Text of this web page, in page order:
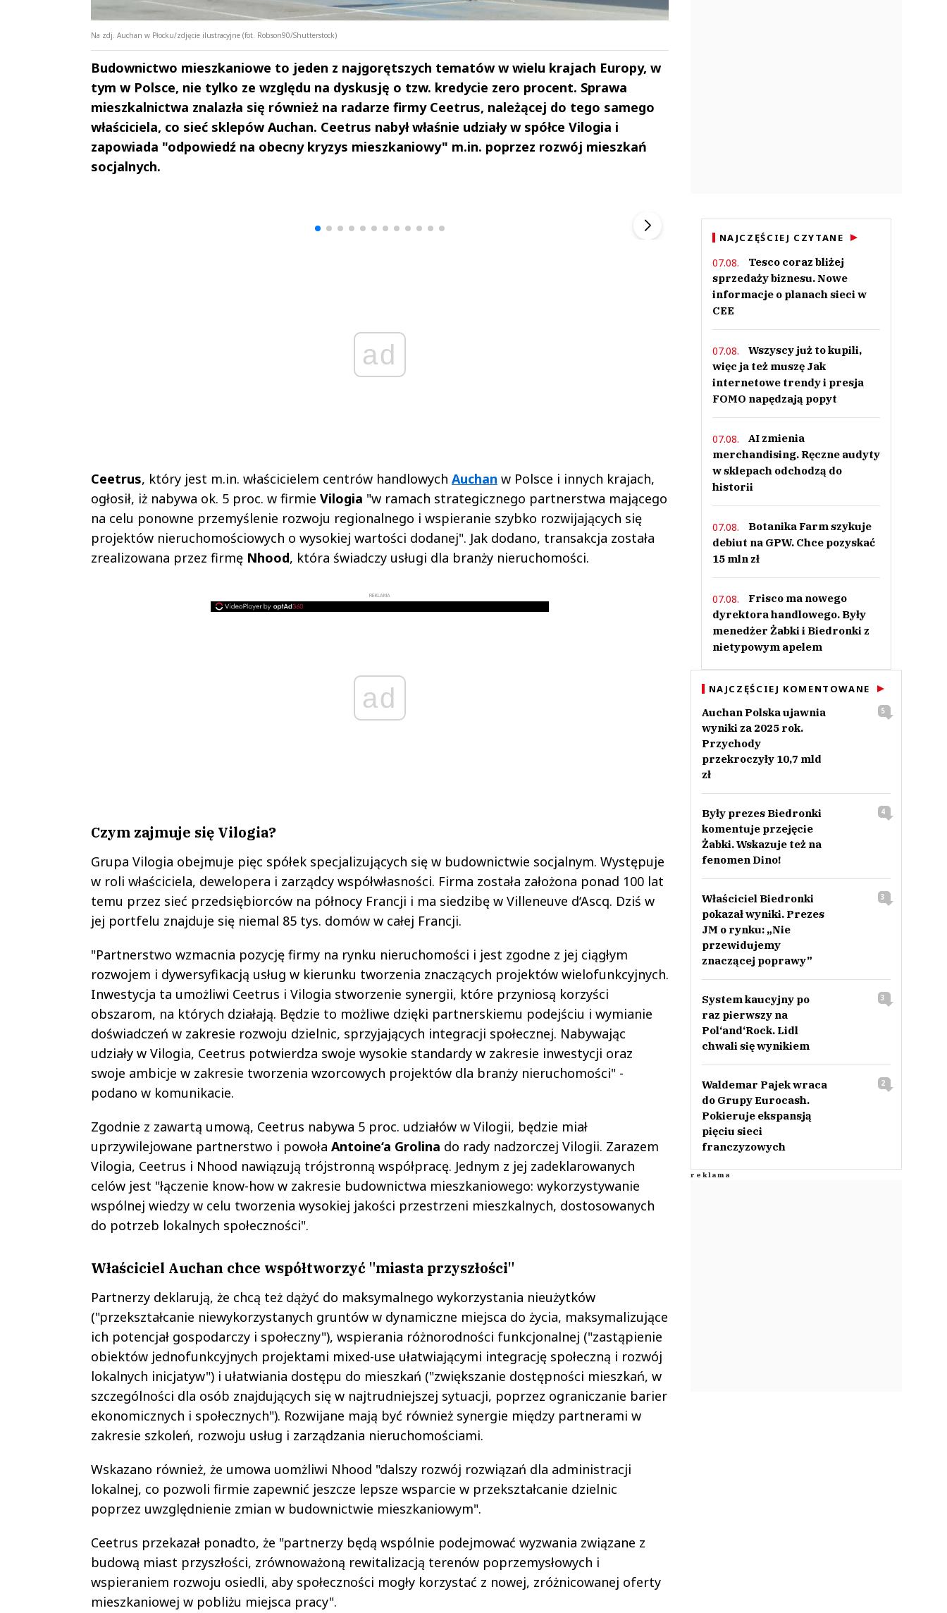
Na zdj. Auchan w Płocku/zdjęcie ilustracyjne (fot. Robson90/Shutterstock)
Budownictwo mieszkaniowe to jeden z najgorętszych tematów w wielu krajach Europy, w
tym w Polsce, nie tylko ze względu na dyskusję o tzw. kredycie zero procent. Sprawa
mieszkalnictwa znalazła się również na radarze firmy Ceetrus, należącej do tego samego
właściciela, co sieć sklepów Auchan. Ceetrus nabył właśnie udziały w spółce Vilogia i
zapowiada "odpowiedź na obecny kryzys mieszkaniowy" m.in. poprzez rozwój mieszkań
socjalnych.
ad
Ceetrus, który jest m.in. właścicielem centrów handlowych Auchan w Polsce i innych krajach,
ogłosił, iż nabywa ok. 5 proc. w firmie Vilogia "w ramach strategicznego partnerstwa mającego
na celu ponowne przemyślenie rozwoju regionalnego i wspieranie szybko rozwijających się
projektów nieruchomościowych o wysokiej wartości dodanej". Jak dodano, transakcja została
zrealizowana przez firmę Nhood, która świadczy usługi dla branży nieruchomości.
REKLAMA
ad
Czym zajmuje się Vilogia?
Grupa Vilogia obejmuje pięc spółek specjalizujących się w budownictwie socjalnym. Występuje
w roli właściciela, dewelopera i zarządcy współwłasności. Firma została założona ponad 100 lat
temu przez sieć przedsiębiorców na północy Francji i ma siedzibę w Villeneuve d‘Ascq. Dziś w
jej portfelu znajduje się niemal 85 tys. domów w całej Francji.
"Partnerstwo wzmacnia pozycję firmy na rynku nieruchomości i jest zgodne z jej ciągłym
rozwojem i dywersyfikacją usług w kierunku tworzenia znaczących projektów wielofunkcyjnych.
Inwestycja ta umożliwi Ceetrus i Vilogia stworzenie synergii, które przyniosą korzyści
obszarom, na których działają. Będzie to możliwe dzięki partnerskiemu podejściu i wymianie
doświadczeń w zakresie rozwoju dzielnic, sprzyjających integracji społecznej. Nabywając
udziały w Vilogia, Ceetrus potwierdza swoje wysokie standardy w zakresie inwestycji oraz
swoje ambicje w zakresie tworzenia wzorcowych projektów dla branży nieruchomości" -
podano w komunikacie.
Zgodnie z zawartą umową, Ceetrus nabywa 5 proc. udziałów w Vilogii, będzie miał
uprzywilejowane partnerstwo i powoła Antoine‘a Grolina do rady nadzorczej Vilogii. Zarazem
Vilogia, Ceetrus i Nhood nawiązują trójstronną współpracę. Jednym z jej zadeklarowanych
celów jest "łączenie know-how w zakresie budownictwa mieszkaniowego: wykorzystywanie
wspólnej wiedzy w celu tworzenia wysokiej jakości przestrzeni mieszkalnych, dostosowanych
do potrzeb lokalnych społeczności".
Właściciel Auchan chce współtworzyć "miasta przyszłości"
Partnerzy deklarują, że chcą też dążyć do maksymalnego wykorzystania nieużytków
("przekształcanie niewykorzystanych gruntów w dynamiczne miejsca do życia, maksymalizujące
ich potencjał gospodarczy i społeczny"), wspierania różnorodności funkcjonalnej ("zastąpienie
obiektów jednofunkcyjnych projektami mixed-use ułatwiającymi integrację społeczną i rozwój
lokalnych inicjatyw") i ułatwiania dostępu do mieszkań ("zwiększanie dostępności mieszkań, w
szczególności dla osób znajdujących się w najtrudniejszej sytuacji, poprzez ograniczanie barier
ekonomicznych i społecznych"). Rozwijane mają być również synergie między partnerami w
zakresie szkoleń, rozwoju usług i zarządzania nieruchomościami.
Wskazano również, że umowa uomżliwi Nhood "dalszy rozwój rozwiązań dla administracji
lokalnej, co pozwoli firmie zapewnić jeszcze lepsze wsparcie w przekształcanie dzielnic
poprzez uwzględnienie zmian w budownictwie mieszkaniowym".
Ceetrus przekazał ponadto, że "partnerzy będą wspólnie podejmować wyzwania związane z
budową miast przyszłości, zrównoważoną rewitalizacją terenów poprzemysłowych i
wspieraniem rozwoju osiedli, aby społeczności mogły korzystać z nowej, zróżnicowanej oferty
mieszkaniowej w pobliżu miejsca pracy".
NAJCZĘŚCIEJ CZYTANE
07.08.
Tesco coraz bliżej
sprzedaży biznesu. Nowe
informacje o planach sieci w
CEE
07.08.
Wszyscy już to kupili,
więc ja też muszę Jak
internetowe trendy i presja
FOMO napędzają popyt
07.08.
AI zmienia
merchandising. Ręczne audyty
w sklepach odchodzą do
historii
07.08.
Botanika Farm szykuje
debiut na GPW. Chce pozyskać
15 mln zł
07.08.
Frisco ma nowego
dyrektora handlowego. Były
menedżer Żabki i Biedronki z
nietypowym apelem
NAJCZĘŚCIEJ KOMENTOWANE
Auchan Polska ujawnia
wyniki za 2025 rok.
Przychody
przekroczyły 10,7 mld
zł
5
Były prezes Biedronki
komentuje przejęcie
Żabki. Wskazuje też na
fenomen Dino!
4
Właściciel Biedronki
pokazał wyniki. Prezes
JM o rynku: „Nie
przewidujemy
znaczącej poprawy”
3
System kaucyjny po
raz pierwszy na
Pol‘and‘Rock. Lidl
chwali się wynikiem
3
Waldemar Pajek wraca
do Grupy Eurocash.
Pokieruje ekspansją
pięciu sieci
franczyzowych
2